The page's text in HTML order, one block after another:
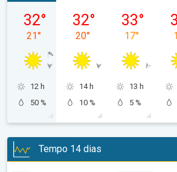
32°
21°
12 h
50 %
32°
20°
14 h
10 %
33°
17°
13 h
5 %
Tempo 14 dias